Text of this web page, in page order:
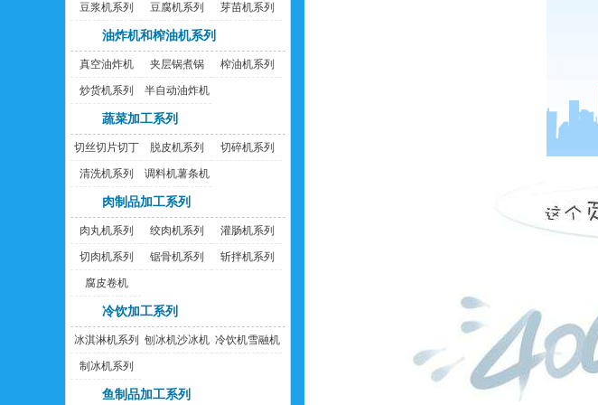
豆浆机系列 豆腐机系列 芽苗机系列
油炸机和榨油机系列
真空油炸机 夹层锅煮锅 榨油机系列
炒货机系列 半自动油炸机
蔬菜加工系列
切丝切片切丁
机
脱皮机系列 切碎机系列
清洗机系列 调料机薯条机
肉制品加工系列
肉丸机系列 绞肉机系列 灌肠机系列
切肉机系列 锯骨机系列 斩拌机系列
腐皮卷机
冷饮加工系列
冰淇淋机系列 刨冰机沙冰机 冷饮机雪融机
制冰机系列
鱼制品加工系列